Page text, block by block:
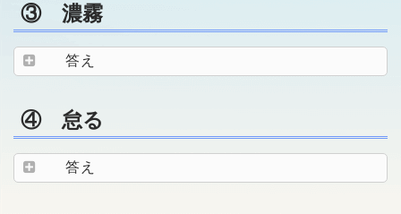
③ 濃霧
答え
④ 怠る
答え